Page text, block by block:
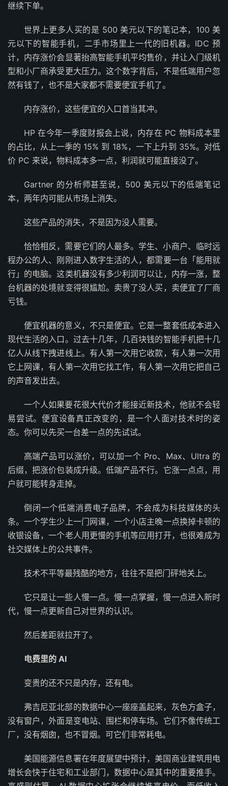
继续下单。
世界上更多人买的是 500 美元以下的笔记本，100 美
元以下的智能手机，二手市场里上一代的旧机器。IDC 预
计，内存涨价会显著抬高智能手机平均售价，并让入门级机
型和小厂商承受更大压力。这个数字背后，不是低端用户忽
然有钱了，也不是大家都不需要便宜手机了。
内存涨价，这些便宜的入口首当其冲。
HP 在今年一季度财报会上说，内存在 PC 物料成本里
的占比，从上一季的 15% 到 18%，一下上升到 35%。对低
价 PC 来说，物料成本多一点，利润就可能直接没了。
Gartner 的分析师甚至说，500 美元以下的低端笔记
本，两年内可能从市场上消失。
这些产品的消失，不是因为没人需要。
恰恰相反，需要它们的人最多。学生、小商户、临时远
程办公的人、刚刚进入数字生活的人，都需要一台「能用就
行」的电脑。这类机器没有多少利润可以让，内存一涨，整
台机器的处境就变得很尴尬。卖贵了没人买，卖便宜了厂商
亏钱。
便宜机器的意义，不只是便宜。它是一整套低成本进入
现代生活的入口。过去十几年，几百块钱的智能手机把十几
亿人从线下拽进线上。有人第一次用它收款，有人第一次用
它上网课，有人第一次用它找工作，有人第一次用它把自己
的声音发出去。
一个人如果要花很大代价才能接近新技术，他就不会轻
易尝试。便宜设备真正改变的，是一个人面对技术时的姿
态。你可以先买一台差一点的先试试。
高端产品可以涨价，可以加一个 Pro、Max、Ultra 的
后缀，把涨价包装成升级。低端产品不行。它涨一点点，用
户就可能转身走掉。
倒闭一个低端消费电子品牌，不会成为科技媒体的头
条。一个学生少上一门网课，一个小店主晚一点换掉卡顿的
收银设备，一个老人用更慢的手机等应用打开，也很难成为
社交媒体上的公共事件。
技术不平等最残酷的地方，往往不是把门砰地关上。
它只是让一些人慢一点。慢一点掌握，慢一点进入新时
代，慢一点更新自己对世界的认识。
然后差距就拉开了。
电费里的 AI
变贵的还不只是内存，还有电。
弗吉尼亚北部的数据中心一座座盖起来，灰色方盒子，
没有窗户，外面是变电站、围栏和停车场。它们不像传统工
厂，没有烟囱，也不冒烟。可它们非常耗电。
美国能源信息署在年度展望中预计，美国商业建筑用电
增长会快于住宅和工业部门，数据中心是其中的重要推手。